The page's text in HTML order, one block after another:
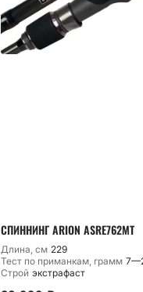
СПИННИНГ ARION ASRE762MT
Длина, см 229
Тест по приманкам, грамм
Строй экстрафаст